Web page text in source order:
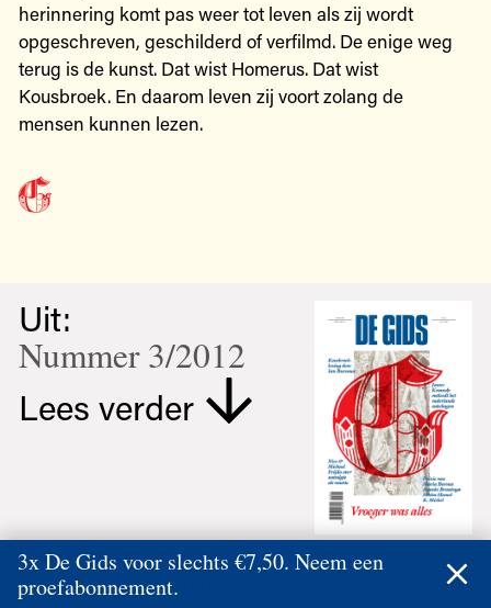
herinnering komt pas weer tot leven als zij wordt
opgeschreven, geschilderd of verfilmd. De enige weg
terug is de kunst. Dat wist Homerus. Dat wist
Kousbroek. En daarom leven zij voort zolang de
mensen kunnen lezen.
Uit:
Nummer 3/2012
Lees verder
Redactioneel
3x De Gids voor slechts €7,50. Neem een
proefabonnement.